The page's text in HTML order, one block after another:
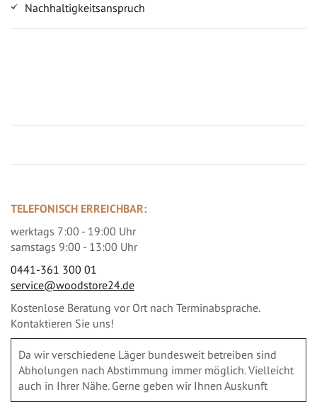
Nachhaltigkeitsanspruch
TELEFONISCH ERREICHBAR:
werktags 7:00 - 19:00 Uhr
samstags 9:00 - 13:00 Uhr
0441-361 300 01
service@woodstore24.de
Kostenlose Beratung vor Ort nach Terminabsprache.
Kontaktieren Sie uns!
Da wir verschiedene Läger bundesweit betreiben sind
Abholungen nach Abstimmung immer möglich. Vielleicht
auch in Ihrer Nähe. Gerne geben wir Ihnen Auskunft